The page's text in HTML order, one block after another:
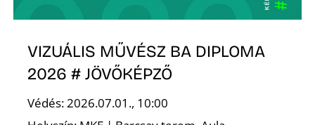
VIZUÁLIS MŰVÉSZ BA DIPLOMA
2026 # JÖVŐKÉPZŐ
Védés: 2026.07.01., 10:00